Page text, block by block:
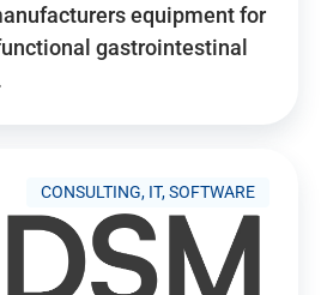
equipment for
gastrointestinal
CONSULTING, IT, SOFTWARE